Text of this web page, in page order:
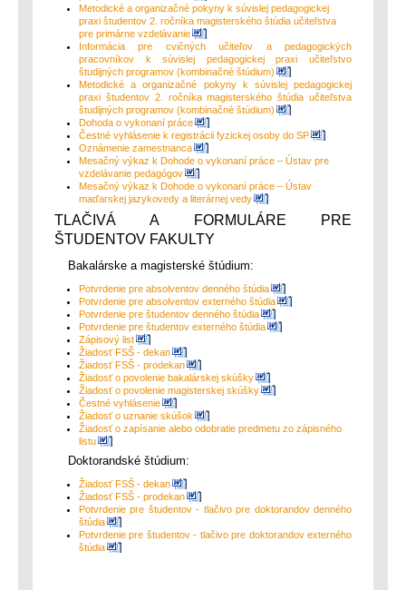
Metodické a organizačné pokyny k súvislej pedagogickej
praxi študentov 2. ročníka magisterského štúdia učiteľstva
pre primárne vzdelávanie
Informácia pre cvičných učiteľov a pedagogických
pracovníkov k súvislej pedagogickej praxi učiteľstvo
študijných programov (kombinačné štúdium)
Metodické a organizačné pokyny k súvislej pedagogickej
praxi študentov 2. ročníka magisterského štúdia učiteľstva
študijných programov (kombinačné štúdium)
Dohoda o vykonaní práce
Čestné vyhlásenie k registrácii fyzickej osoby do SP
Oznámenie zamestnanca
Mesačný výkaz k Dohode o vykonaní práce – Ústav pre
vzdelávanie pedagógov
Mesačný výkaz k Dohode o vykonaní práce – Ústav
maďarskej jazykovedy a literárnej vedy
TLAČIVÁ A FORMULÁRE PRE
ŠTUDENTOV FAKULTY
Bakalárske a magisterské štúdium:
Potvrdenie pre absolventov denného štúdia
Potvrdenie pre absolventov externého štúdia
Potvrdenie pre študentov denného štúdia
Potvrdenie pre študentov externého štúdia
Zápisový list
Žiadosť FSŠ - dekan
Žiadosť FSŠ - prodekan
Žiadosť o povolenie bakalárskej skúšky
Žiadosť o povolenie magisterskej skúšky
Čestné vyhlásenie
Žiadosť o uznanie skúšok
Žiadosť o zapísanie alebo odobratie predmetu zo zápisného
listu
Doktorandské štúdium:
Žiadosť FSŠ - dekan
Žiadosť FSŠ - prodekan
Potvrdenie pre študentov - tlačivo pre doktorandov denného
štúdia
Potvrdenie pre študentov - tlačivo pre doktorandov externého
štúdia